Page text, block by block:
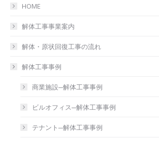
opens
in
window
HOME
解体工事事業案内
解体・原状回復工事の流れ
解体工事事例
商業施設─解体工事事例
ビルオフィス─解体工事事例
テナント─解体工事事例